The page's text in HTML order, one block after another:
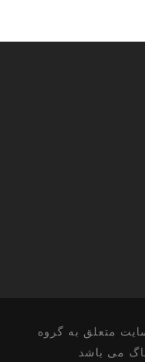
متعلق به گروه
می باشد